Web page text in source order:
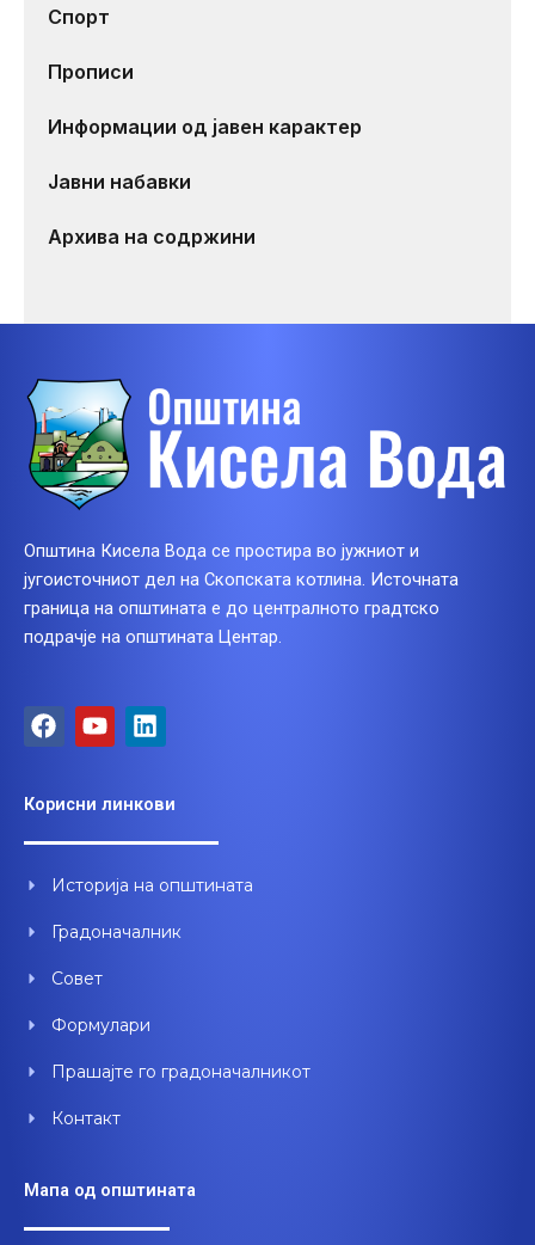
Спорт
Прописи
Информации од јавен карактер
Јавни набавки
Архива на содржини
Општина Кисела Вода се простира во јужниот и
југоисточниот дел на Скопската котлина. Источната
граница на општината е до централното градтско
подрачје на општината Центар.
F
a
b
o
k
Y
o
u
b
L
i
e
d
n
Корисни линкови
Историја на општината
Градоначалник
Совет
Формулари
Прашајте го градоначалникот
Контакт
Мапа од општината